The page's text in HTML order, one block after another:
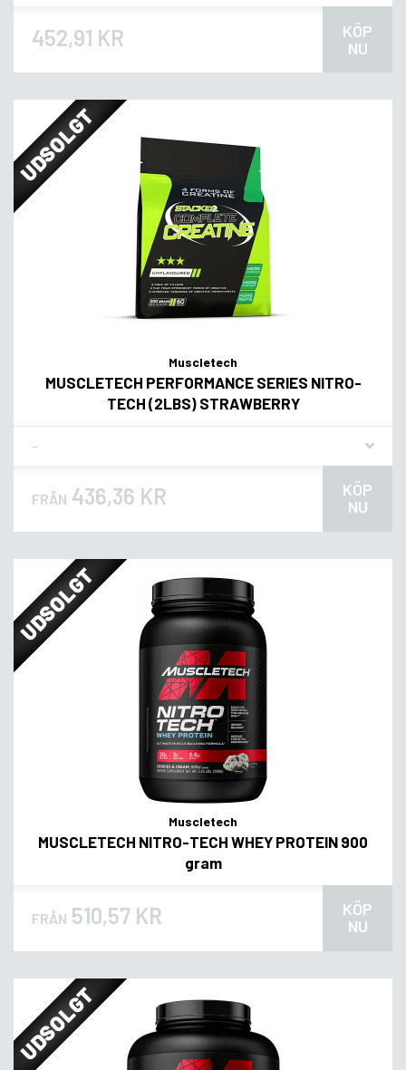
452,91 KR
KÖP
NU
UDSOLGT
Muscletech
MUSCLETECH PERFORMANCE SERIES NITRO-
TECH (2LBS) STRAWBERRY
FRÅN 436,36 KR
KÖP
NU
UDSOLGT
Muscletech
MUSCLETECH NITRO-TECH WHEY PROTEIN 900
gram
FRÅN 510,57 KR
KÖP
NU
UDSOLGT